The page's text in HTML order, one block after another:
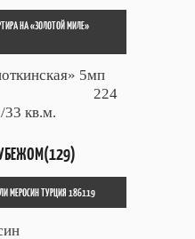
НА «ЗОЛОТОЙ МИЛЕ»
5мп
33 кв.м.
МЕРОСИН ТУРЦИЯ 186119